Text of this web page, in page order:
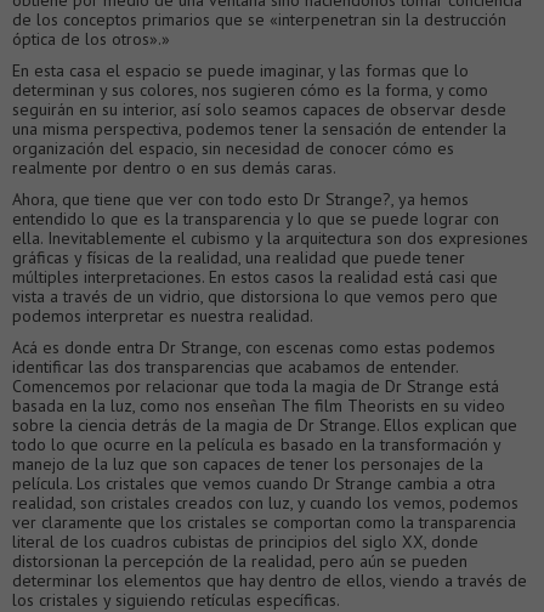
de los conceptos primarios que se «interpenetran sin la destrucción
óptica de los otros».»
En esta casa el espacio se puede imaginar, y las formas que lo
determinan y sus colores, nos sugieren cómo es la forma, y como
seguirán en su interior, así solo seamos capaces de observar desde
una misma perspectiva, podemos tener la sensación de entender la
organización del espacio, sin necesidad de conocer cómo es
realmente por dentro o en sus demás caras.
Ahora, que tiene que ver con todo esto Dr Strange?, ya hemos
entendido lo que es la transparencia y lo que se puede lograr con
ella. Inevitablemente el cubismo y la arquitectura son dos expresiones
gráficas y físicas de la realidad, una realidad que puede tener
múltiples interpretaciones. En estos casos la realidad está casi que
vista a través de un vidrio, que distorsiona lo que vemos pero que
podemos interpretar es nuestra realidad.
Acá es donde entra Dr Strange, con escenas como estas podemos
identificar las dos transparencias que acabamos de entender.
Comencemos por relacionar que toda la magia de Dr Strange está
basada en la luz, como nos enseñan The film Theorists en su video
sobre la ciencia detrás de la magia de Dr Strange. Ellos explican que
todo lo que ocurre en la película es basado en la transformación y
manejo de la luz que son capaces de tener los personajes de la
película. Los cristales que vemos cuando Dr Strange cambia a otra
realidad, son cristales creados con luz, y cuando los vemos, podemos
ver claramente que los cristales se comportan como la transparencia
literal de los cuadros cubistas de principios del siglo XX, donde
distorsionan la percepción de la realidad, pero aún se pueden
determinar los elementos que hay dentro de ellos, viendo a través de
los cristales y siguiendo retículas específicas.